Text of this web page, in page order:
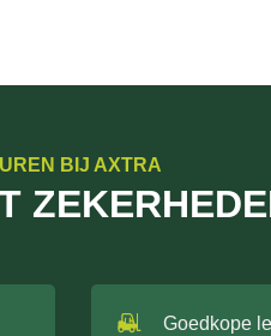
BIJ AXTRA
Goedkope